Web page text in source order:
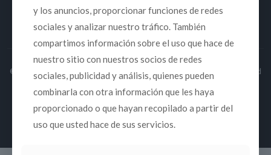
César Gabriel
© Cesar Gabriel 2026 | Todos los Derechos Reservados | Powered
WordPress Betheme
y los anuncios, proporcionar funciones de redes
sociales y analizar nuestro tráfico. También
compartimos información sobre el uso que hace de
nuestro sitio con nuestros socios de redes
sociales, publicidad y análisis, quienes pueden
combinarla con otra información que les haya
proporcionado o que hayan recopilado a partir del
uso que usted hace de sus servicios.